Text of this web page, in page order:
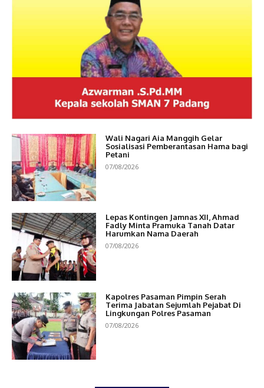
Wali Nagari Aia Manggih Gelar
Sosialisasi Pemberantasan Hama bagi
Petani
07/08/2026
Lepas Kontingen Jamnas XII, Ahmad
Fadly Minta Pramuka Tanah Datar
Harumkan Nama Daerah
07/08/2026
Kapolres Pasaman Pimpin Serah
Terima Jabatan Sejumlah Pejabat Di
Lingkungan Polres Pasaman
07/08/2026